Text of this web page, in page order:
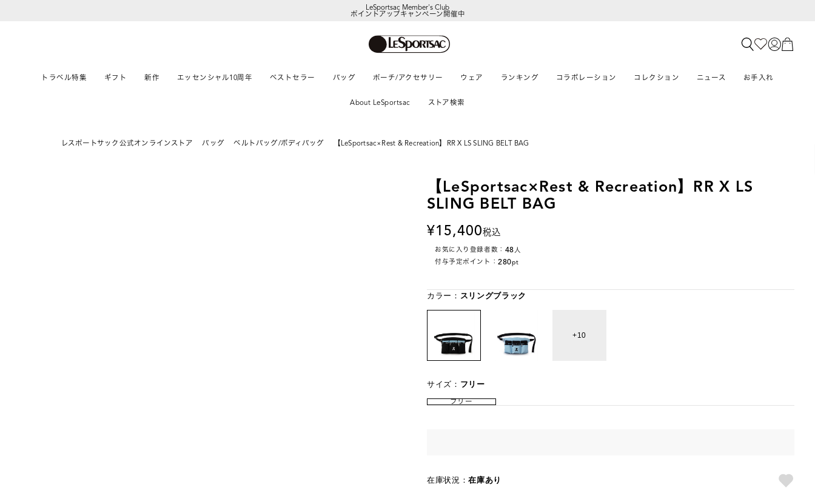
LeSportsac Member's Club
ポイントアップキャンペーン開催中
トラベル特集 ギフト 新作 エッセンシャル10周年 ベストセラー バッグ ポーチ/アクセサリー ウェア ランキング コラボレーション コレクション ニュース お手入れ
About LeSportsac ストア検索
レスポートサック公式オンラインストア バッグ ベルトバッグ/ボディバッグ 【LeSportsac×Rest & Recreation】RR X LS SLING BELT BAG
【LeSportsac×Rest & Recreation】RR X LS
SLING BELT BAG
15,400税込
お気に入り登録者数： 48人
付与予定ポイント：280pt
カラー： スリングブラック
10
サイズ： フリー
フリー
在庫状況：在庫あり